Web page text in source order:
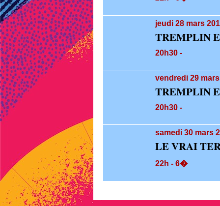
jeudi 28 mars
TREMPLIN
20h30 -
vendredi 29
TREMPLIN
20h30 -
samedi 30 mars
LE VRAI
22h - 6�